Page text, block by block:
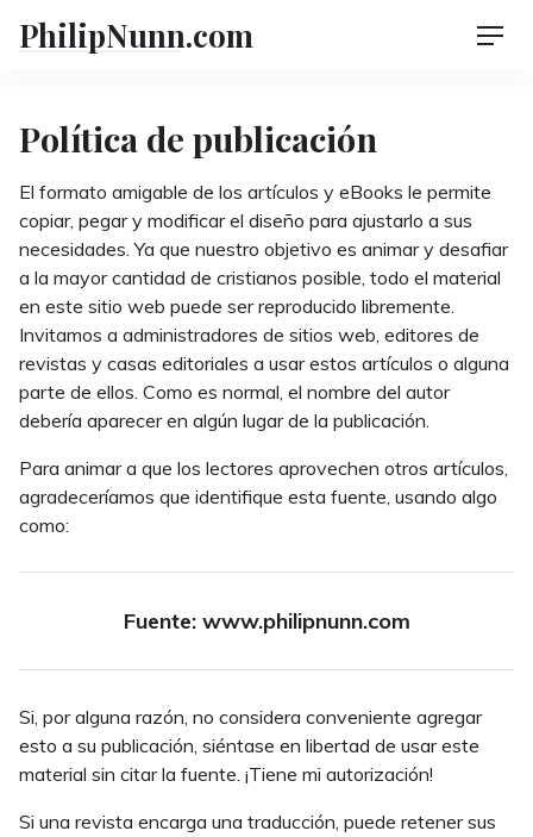
PhilipNunn.com
Política de publicación
El formato amigable de los artículos y eBooks le permite
copiar, pegar y modificar el diseño para ajustarlo a sus
necesidades. Ya que nuestro objetivo es animar y desafiar
a la mayor cantidad de cristianos posible, todo el material
en este sitio web puede ser reproducido libremente.
Invitamos a administradores de sitios web, editores de
revistas y casas editoriales a usar estos artículos o alguna
parte de ellos. Como es normal, el nombre del autor
debería aparecer en algún lugar de la publicación.
Para animar a que los lectores aprovechen otros artículos,
agradeceríamos que identifique esta fuente, usando algo
como:
Fuente: www.philipnunn.com
Si, por alguna razón, no considera conveniente agregar
esto a su publicación, siéntase en libertad de usar este
material sin citar la fuente. ¡Tiene mi autorización!
Si una revista encarga una traducción, puede retener sus